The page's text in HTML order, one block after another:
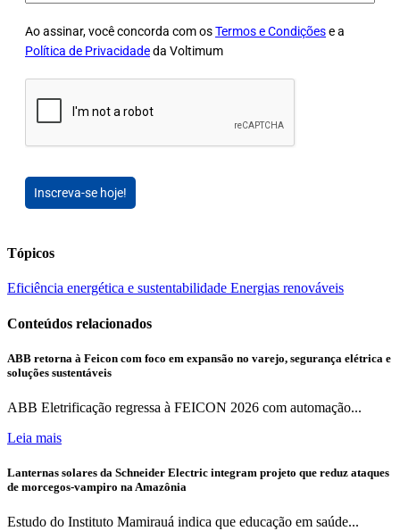
Ao assinar, você concorda com osTermos e Condiçõese a
Política de Privacidadeda Voltimum
Inscreva-se hoje!
Tópicos
Eficiência energética e sustentabilidade Energias renováveis
Conteúdos relacionados
ABB retorna à Feicon com foco em expansão no varejo, segurança elétrica e
soluções sustentáveis
ABB Eletrificação regressa à FEICON 2026 com automação...
Leia mais
Lanternas solares da Schneider Electric integram projeto que reduz ataques
de morcegos-vampiro na Amazônia
Estudo do Instituto Mamirauá indica que educação em saúde...